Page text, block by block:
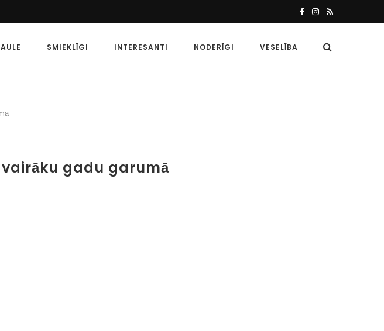
SPORTU...
SMIEKLĪGI INTERESANTI NODERĪGI VESELĪBA
gadu garumā